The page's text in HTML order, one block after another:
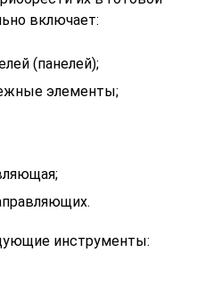
включает:
(панелей);
элементы;
инструменты: